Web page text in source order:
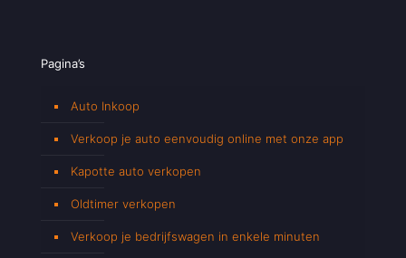
Pagina’s
Auto Inkoop
Verkoop je auto eenvoudig online met onze app
Kapotte auto verkopen
Oldtimer verkopen
Verkoop je bedrijfswagen in enkele minuten